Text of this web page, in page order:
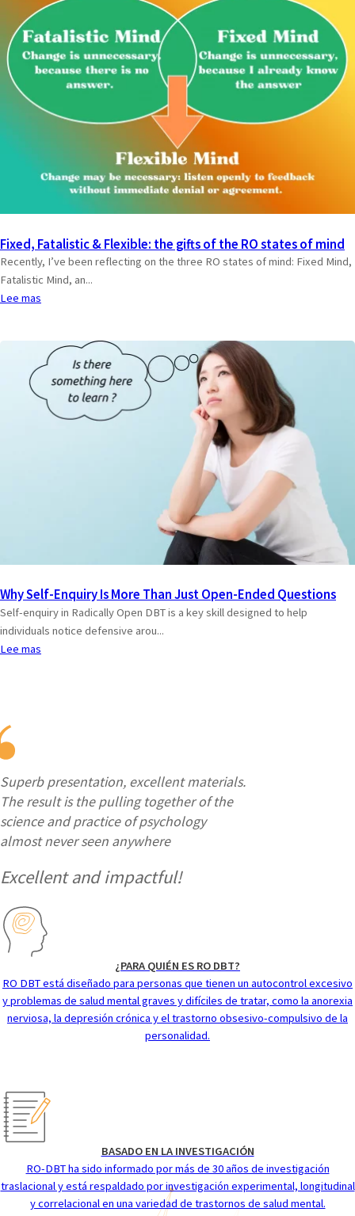
Fixed, Fatalistic & Flexible: the gifts of the RO states of mind
Recently, I’ve been reflecting on the three RO states of mind: Fixed Mind,
Fatalistic Mind, an...
Lee mas
Why Self-Enquiry Is More Than Just Open-Ended Questions
Self-enquiry in Radically Open DBT is a key skill designed to help
individuals notice defensive arou...
Lee mas
Superb presentation, excellent materials.
The result is the pulling together of the
science and practice of psychology
almost never seen anywhere
Excellent and impactful!
¿PARA QUIÉN ES RO DBT?
RO DBT está diseñado para personas que tienen un autocontrol excesivo
y problemas de salud mental graves y difíciles de tratar, como la anorexia
nerviosa, la depresión crónica y el trastorno obsesivo-compulsivo de la
personalidad.
BASADO EN LA INVESTIGACIÓN
RO-DBT ha sido informado por más de 30 años de investigación
traslacional y está respaldado por investigación experimental, longitudinal
y correlacional en una variedad de trastornos de salud mental.